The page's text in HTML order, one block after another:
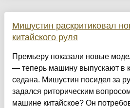
Мишустин раскритиковал
китайского руля
Премьеру показали новые
— теперь машину выпускают в
седана. Мишустин посидел за
задался риторическим
машине китайское? Он